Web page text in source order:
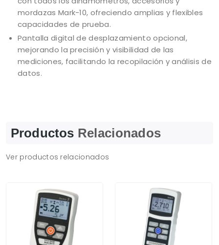
mordazas Mark-10, ofreciendo amplias y flexibles
capacidades de prueba.
Pantalla digital de desplazamiento opcional,
mejorando la precisión y visibilidad de las
mediciones, facilitando la recopilación y análisis de
datos.
Productos Relacionados
Ver productos relacionados